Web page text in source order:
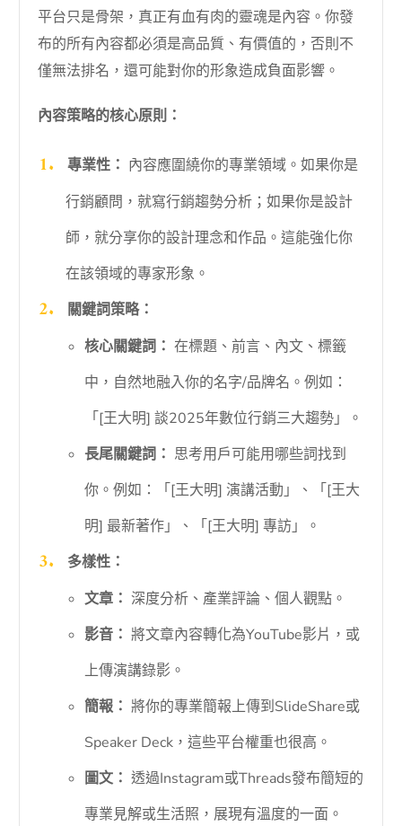
平台只是骨架，真正有血有肉的靈魂是內容。你發
布的所有內容都必須是高品質、有價值的，否則不
僅無法排名，還可能對你的形象造成負面影響。
內容策略的核心原則：
專業性： 內容應圍繞你的專業領域。如果你是
行銷顧問，就寫行銷趨勢分析；如果你是設計
師，就分享你的設計理念和作品。這能強化你
在該領域的專家形象。
關鍵詞策略：
核心關鍵詞： 在標題、前言、內文、標籤
中，自然地融入你的名字/品牌名。例如：
「[王大明] 談2025年數位行銷三大趨勢」。
長尾關鍵詞： 思考用戶可能用哪些詞找到
你。例如：「[王大明] 演講活動」、「[王大
明] 最新著作」、「[王大明] 專訪」。
多樣性：
文章： 深度分析、產業評論、個人觀點。
影音： 將文章內容轉化為YouTube影片，或
上傳演講錄影。
簡報： 將你的專業簡報上傳到SlideShare或
Speaker Deck，這些平台權重也很高。
圖文： 透過Instagram或Threads發布簡短的
專業見解或生活照，展現有溫度的一面。